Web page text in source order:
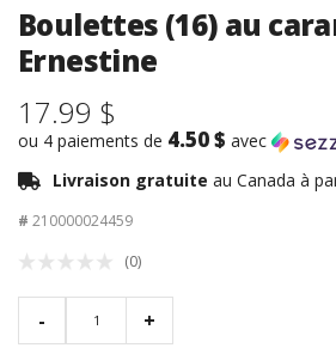
Boulettes (16) au
Ernestine
17.99 $
ou 4 paiements de 4.50 $ avec
Livraison gratuite au Canada à
# 210000024459
(0)
- +